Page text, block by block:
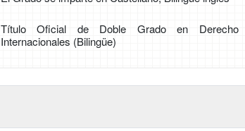
Título Oficial de Doble Grado en Derecho
Internacionales (Bilingüe)